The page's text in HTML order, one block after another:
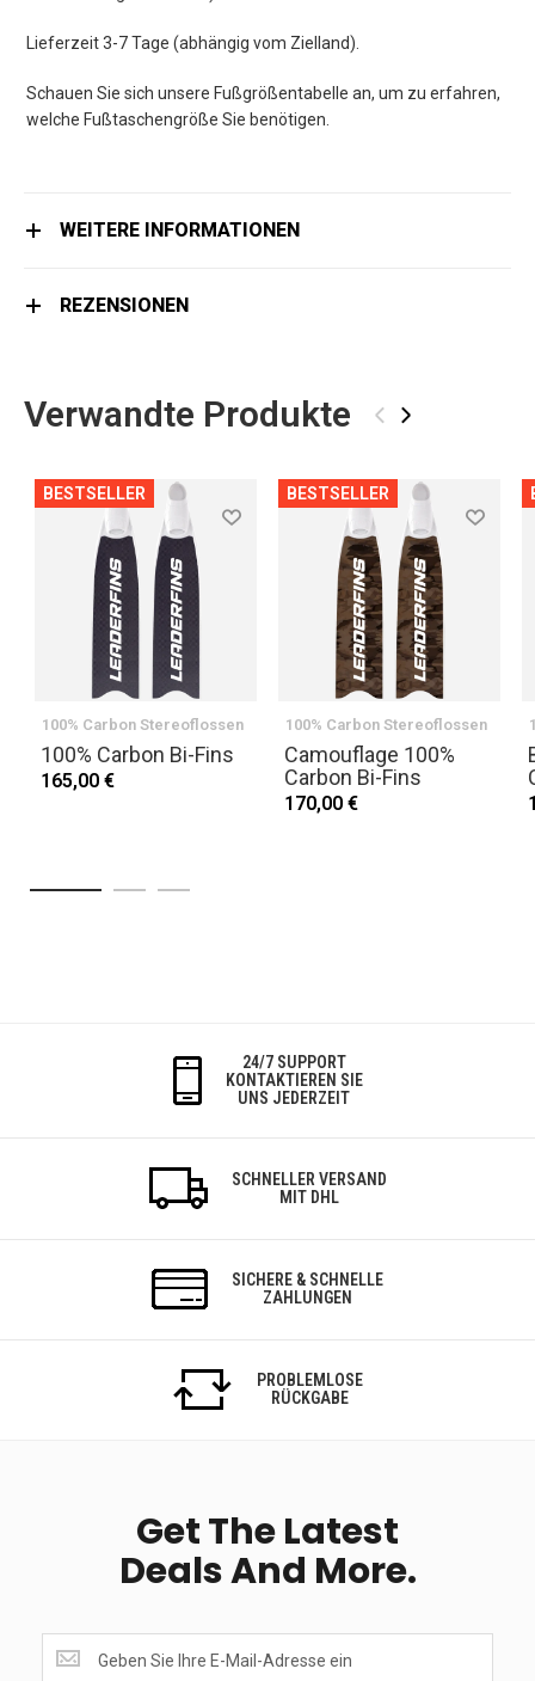
Lieferzeit 3-7 Tage (abhängig vom Zielland).
Schauen Sie sich unsere Fußgrößentabelle an, um zu erfahren,
welche Fußtaschengröße Sie benötigen.
WEITERE INFORMATIONEN
REZENSIONEN
Verwandte Produkte ‹ ›
BESTSELLER
100% Carbon Stereoflossen
100% Carbon Bi-Fins
165,00 €
BESTSELLER
100% Carbon Stereoflossen
Camouflage 100%
Carbon Bi-Fins
170,00 €
24/7 SUPPORT
KONTAKTIEREN SIE
UNS JEDERZEIT
SCHNELLER VERSAND
MIT DHL
SICHERE & SCHNELLE
ZAHLUNGEN
PROBLEMLOSE
RÜCKGABE
Get The Latest
Deals And More.
the